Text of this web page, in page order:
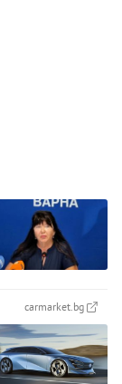
carmarket.bg